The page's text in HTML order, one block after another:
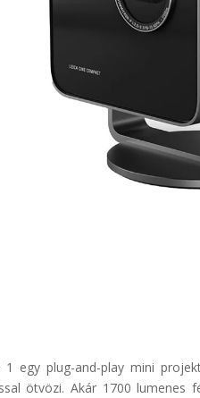
1 egy plug-and-play mini
ötvözi. Akár 1700 lumenes